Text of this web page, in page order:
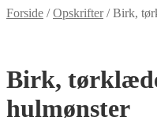
Forside /Opskrifter/Birk,
Birk,
hulmønster